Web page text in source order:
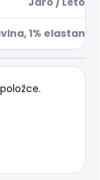
1% elastan